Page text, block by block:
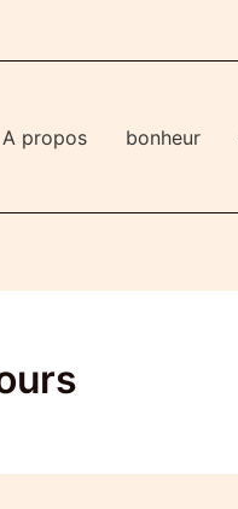
A propos bonheur